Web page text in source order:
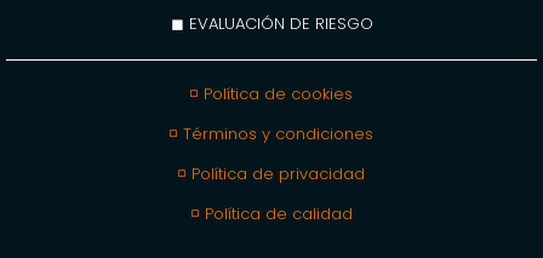
◼ EVALUACIÓN DE RIESGO
◽ Política de cookies
◽ Términos y condiciones
◽ Política de privacidad
◽ Política de calidad